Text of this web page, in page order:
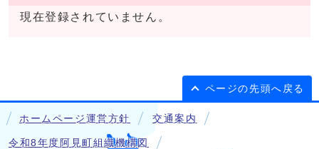
現在登録されていません。
ページの先頭へ戻る
ホームページ運営方針 交通案内
令和8年度阿見町組織機構図